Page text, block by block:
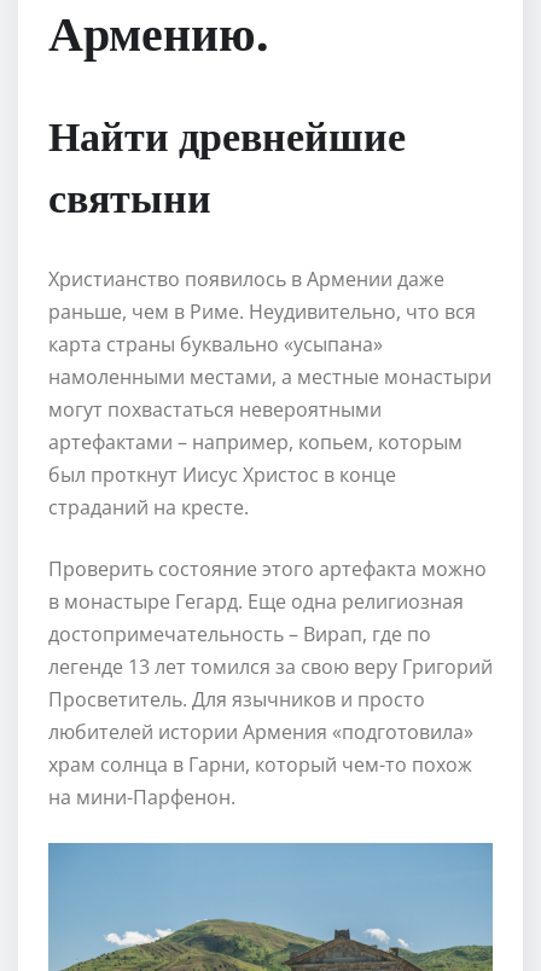
Армению.
Найти древнейшие
святыни
Христианство появилось в Армении даже
раньше, чем в Риме. Неудивительно, что вся
карта страны буквально «усыпана»
намоленными местами, а местные монастыри
могут похвастаться невероятными
артефактами – например, копьем, которым
был проткнут Иисус Христос в конце
страданий на кресте.
Проверить состояние этого артефакта можно
в монастыре Гегард. Еще одна религиозная
достопримечательность – Вирап, где по
легенде 13 лет томился за свою веру Григорий
Просветитель. Для язычников и просто
любителей истории Армения «подготовила»
храм солнца в Гарни, который чем-то похож
на мини-Парфенон.